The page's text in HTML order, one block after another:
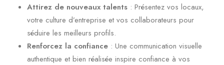
Attirez de nouveaux talents : Présentez vos locaux,
votre culture d’entreprise et vos collaborateurs pour
séduire les meilleurs profils.
Renforcez la confiance : Une communication visuelle
authentique et bien réalisée inspire confiance à vos